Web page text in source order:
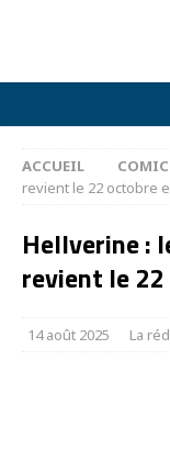
ACCUEIL
revient le 22 octobre
Hellverine :
revient le
14 août 2025 La